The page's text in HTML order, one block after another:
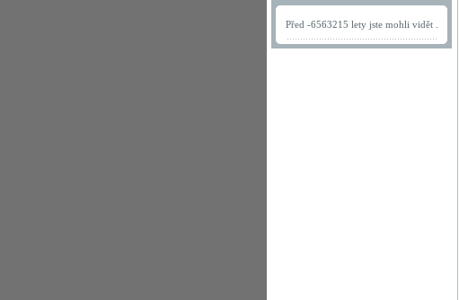
Před -6563215 lety jste mohli vidět .